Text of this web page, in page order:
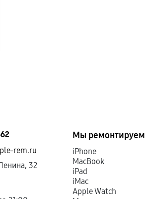
rem.ru
32
Мы ремонтируем
iPhone
MacBook
iPad
iMac
Apple Watch